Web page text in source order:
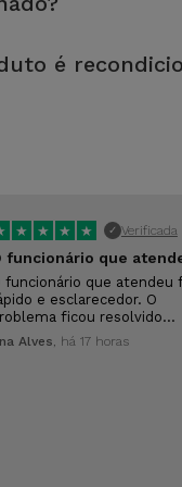
empresariais.
é
respeita a todos os
★ ★ ★ ★ ✓ Verificada
funcionário que atendeu
e esclarecedor. O
ficou resolvido…
Alves, há 17 horas